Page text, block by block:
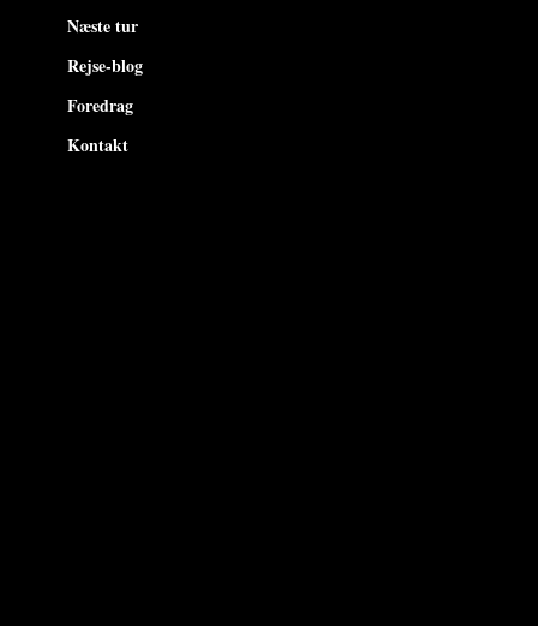
Næste tur
Rejse-blog
Foredrag
Kontakt